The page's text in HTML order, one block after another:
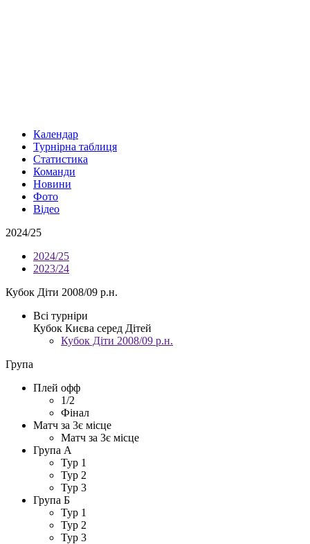
Календар
Турнірна таблиця
Статистика
Команди
Новини
Фото
Відео
2024/25
2024/25
2023/24
Кубок Діти 2008/09 р.н.
Всі турніри
Кубок Києва серед Дітей
Кубок Діти 2008/09 р.н.
Група
Плей офф
1/2
Фінал
Матч за 3є місце
Матч за 3є місце
Група А
Тур 1
Тур 2
Тур 3
Група Б
Тур 1
Тур 2
Тур 3